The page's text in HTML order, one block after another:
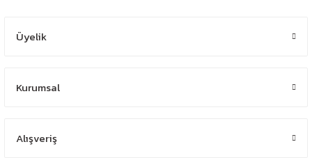
Üyelik
Kurumsal
Alışveriş